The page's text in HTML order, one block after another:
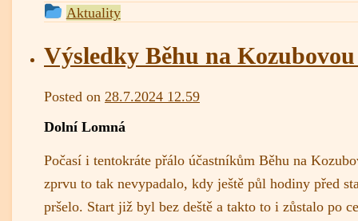
This
was
posted
Aktuality
Výsledky Běhu na Kozubovou
Posted on 28.7.2024 12.59
Dolní Lomná
Počasí i tentokráte přálo účastníkům Běhu na
zprvu to tak nevypadalo, kdy ještě půl hodiny před
pršelo. Start již byl bez deště a takto to i zůstalo po